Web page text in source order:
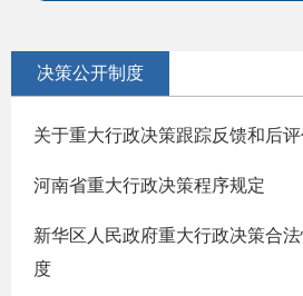
决策公开制度
关于重大行政决策跟踪反馈和后
河南省重大行政决策程序规定
新华区人民政府重大行政决策合法
度